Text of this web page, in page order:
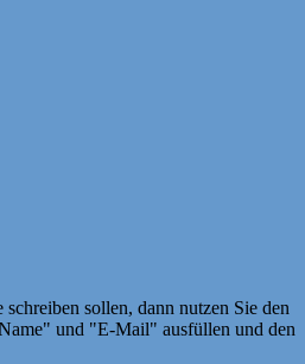
sollen, dann nutzen Sie den
und "E-Mail" ausfüllen und den